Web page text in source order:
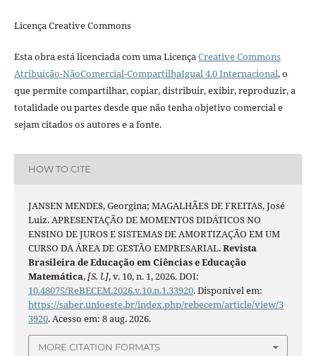
Licença Creative Commons
Esta obra está licenciada com uma LicençaCreative Commons
Atribuição-NãoComercial-CompartilhaIgual 4.0 Internacional, o
que permite compartilhar, copiar, distribuir, exibir, reproduzir, a
totalidade ou partes desde que não tenha objetivo comercial e
sejam citados os autores e a fonte.
HOW TO CITE
JANSEN MENDES, Georgina; MAGALHÃES DE FREITAS, José
Luiz. APRESENTAÇÃO DE MOMENTOS DIDÁTICOS NO
ENSINO DE JUROS E SISTEMAS DE AMORTIZAÇÃO EM UM
CURSO DA ÁREA DE GESTÃO EMPRESARIAL.Revista
Brasileira de Educação em Ciências e Educação
Matemática,[S. l.], v. 10, n. 1, 2026. DOI:
10.48075/ReBECEM.2026.v.10.n.1.33920. Disponível em:
https://saber.unioeste.br/index.php/rebecem/article/view/3
3920. Acesso em: 8 aug. 2026.
MORE CITATION FORMATS